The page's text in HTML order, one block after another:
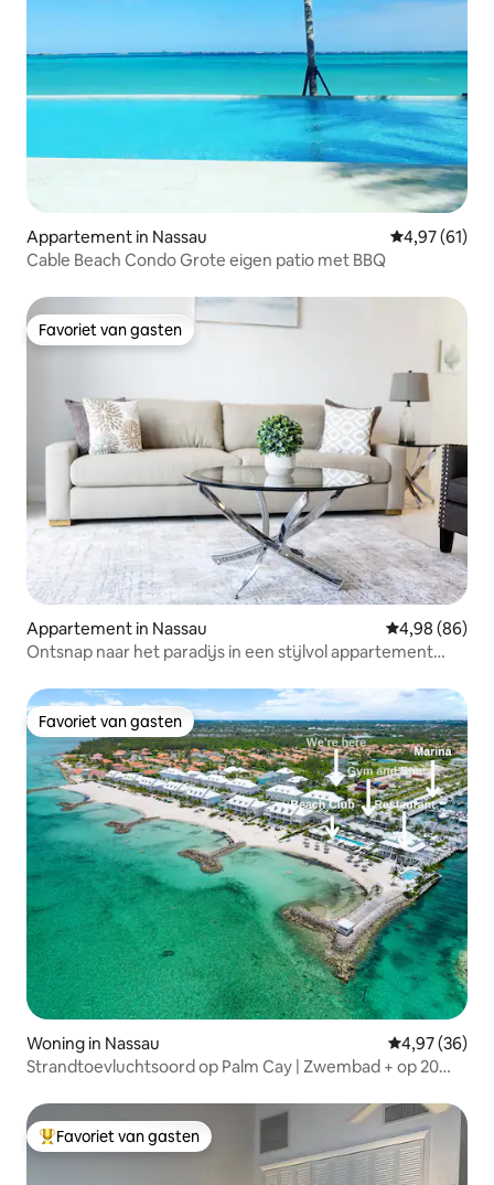
Appartement in Nassau Gemiddelde
4,97 (61)
Cable Beach Condo Grote eigen patio met BBQ
Favoriet van gasten
Favoriet van gasten
Appartement in Nassau Gemiddelde
4,98 (86)
Ontsnap naar het paradijs in een stijlvol appartement
Favoriet van gasten
Favoriet van gasten
Woning in Nassau Gemiddelde
4,97 (36)
Strandtoevluchtsoord op Palm Cay | Zwembad + op 20
Topfavoriet van gasten
Favoriet van gasten